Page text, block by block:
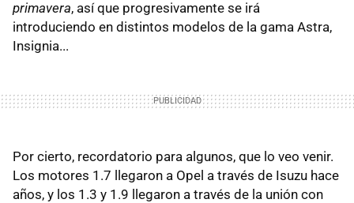
primavera, así que progresivamente se irá
introduciendo en distintos modelos de la gama Astra,
Insignia...
Por cierto, recordatorio para algunos, que lo veo venir.
Los motores 1.7 llegaron a Opel a través de Isuzu hace
años, y los 1.3 y 1.9 llegaron a través de la unión con